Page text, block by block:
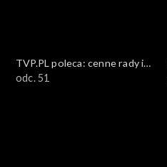
TVP.PL poleca: cenne rady i
ciekawostki
odc. 51